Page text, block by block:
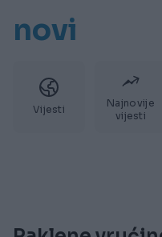
novi
Vijesti
Najnovije
vijesti